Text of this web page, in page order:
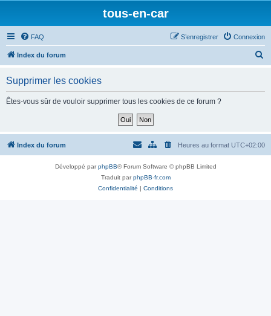
tous-en-car
FAQ Connexion
S’enregistrer
Index du forum
h
Supprimer les cookies
Êtes-vous sûr de vouloir supprimer tous les cookies de ce forum ?
Index du forum Heures au format UTC+02:00
Développé parphpBB® Forum Software © phpBB Limited
Traduit parphpBB-fr.com
Confidentialité | Conditions